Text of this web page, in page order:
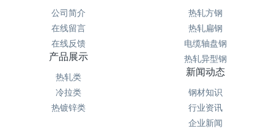
公司简介
在线留言
在线反馈
热轧方钢
热轧扁钢
电缆轴盘钢
热轧异型钢
产品展示
热轧类
冷拉类
热镀锌类
新闻动态
钢材知识
行业资讯
企业新闻